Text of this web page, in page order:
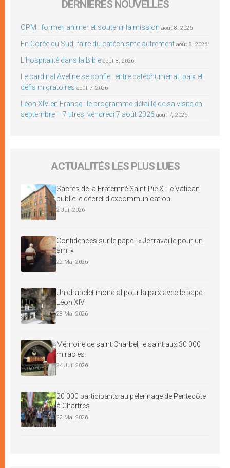
DERNIÈRES NOUVELLES
OPM : former, animer et soutenir la mission août 8, 2026
En Corée du Sud, faire du catéchisme autrement août 8, 2026
L’hospitalité dans la Bible août 8, 2026
Le cardinal Aveline se confie : entre catéchuménat, paix et
défis migratoires août 7, 2026
Léon XIV en France : le programme détaillé de sa visite en
septembre – 7 titres, vendredi 7 août 2026 août 7, 2026
ACTUALITÉS LES PLUS LUES
Sacres de la Fraternité Saint-Pie X : le Vatican
publie le décret d’excommunication
2 Juil 2026
Confidences sur le pape : « Je travaille pour un
ami »
22 Mai 2026
Un chapelet mondial pour la paix avec le pape
Léon XIV
28 Mai 2026
Mémoire de saint Charbel, le saint aux 30 000
miracles
24 Juil 2026
20 000 participants au pèlerinage de Pentecôte
à Chartres
22 Mai 2026